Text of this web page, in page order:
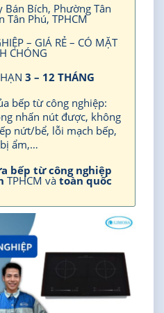
Bích, Phường Tân
Tân Phú, TPHCM
– GIÁ RẺ – CÓ MẶT
CHÓNG
3 – 12 THÁNG
bếp từ công nghiệp:
nhấn nút được, không
nứt/bể, lỗi mạch bếp,
ẩm,…
bếp từ công nghiệp
TPHCM và toàn quốc